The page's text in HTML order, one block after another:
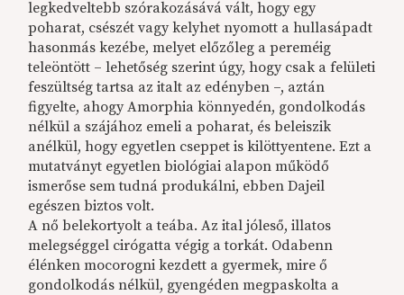
legkedveltebb szórakozásává vált, hogy egy
poharat, csészét vagy kelyhet nyomott a hullasápadt
hasonmás kezébe, melyet előzőleg a pereméig
teleöntött – lehetőség szerint úgy, hogy csak a felületi
feszültség tartsa az italt az edényben –, aztán
figyelte, ahogy Amorphia könnyedén, gondolkodás
nélkül a szájához emeli a poharat, és beleiszik
anélkül, hogy egyetlen cseppet is kilöttyentene. Ezt a
mutatványt egyetlen biológiai alapon működő
ismerőse sem tudná produkálni, ebben Dajeil
egészen biztos volt.
A nő belekortyolt a teába. Az ital jóleső, illatos
melegséggel cirógatta végig a torkát. Odabenn
élénken mocorogni kezdett a gyermek, mire ő
gondolkodás nélkül, gyengéden megpaskolta a